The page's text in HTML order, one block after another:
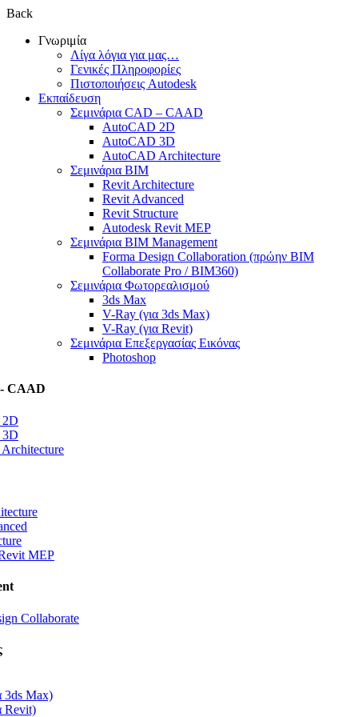
Back
Γνωριμία
Λίγα λόγια για μας…
Γενικές Πληροφορίες
Πιστοποιήσεις Autodesk
Εκπαίδευση
Σεμινάρια CAD – CAAD
AutoCAD 2D
AutoCAD 3D
AutoCAD Architecture
Σεμινάρια BIM
Revit Architecture
Revit Advanced
Revit Structure
Autodesk Revit MEP
Σεμινάρια BIM Management
Forma Design Collaboration (πρώην BIM
Collaborate Pro / BIM360)
Σεμινάρια Φωτορεαλισμού
3ds Max
V-Ray (για 3ds Max)
V-Ray (για Revit)
Σεμινάρια Επεξεργασίας Εικόνας
Photoshop
CAAD
MEP
Collaborate
3ds Max)
Revit)